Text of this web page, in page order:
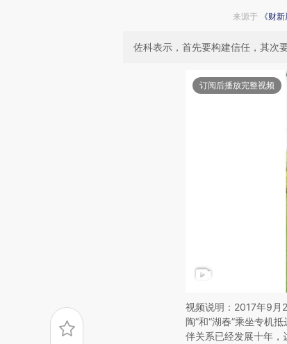
来源于 《财
佐科表示，首先要构建信任，其次
订阅后播放完整视频
视频说明：2017年9月
陶”和“湖春”乘坐专机
伴关系已经发展十年，